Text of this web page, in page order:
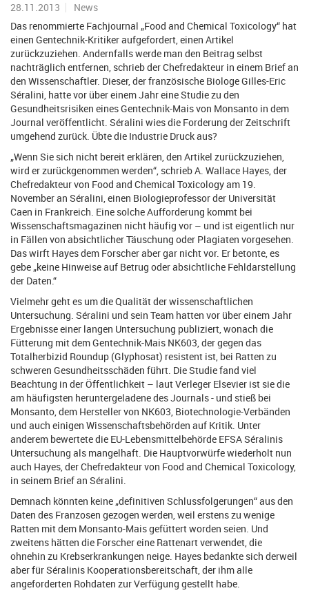
28.11.2013
News
Das renommierte Fachjournal „Food and Chemical Toxicology“ hat
einen Gentechnik-Kritiker aufgefordert, einen Artikel
zurückzuziehen. Andernfalls werde man den Beitrag selbst
nachträglich entfernen, schrieb der Chefredakteur in einem Brief an
den Wissenschaftler. Dieser, der französische Biologe Gilles-Eric
Séralini, hatte vor über einem Jahr eine Studie zu den
Gesundheitsrisiken eines Gentechnik-Mais von Monsanto in dem
Journal veröffentlicht. Séralini wies die Forderung der Zeitschrift
umgehend zurück. Übte die Industrie Druck aus?
„Wenn Sie sich nicht bereit erklären, den Artikel zurückzuziehen,
wird er zurückgenommen werden“, schrieb A. Wallace Hayes, der
Chefredakteur von Food and Chemical Toxicology am 19.
November an Séralini, einen Biologieprofessor der Universität
Caen in Frankreich. Eine solche Aufforderung kommt bei
Wissenschaftsmagazinen nicht häufig vor – und ist eigentlich nur
in Fällen von absichtlicher Täuschung oder Plagiaten vorgesehen.
Das wirft Hayes dem Forscher aber gar nicht vor. Er betonte, es
gebe „keine Hinweise auf Betrug oder absichtliche Fehldarstellung
der Daten.“
Vielmehr geht es um die Qualität der wissenschaftlichen
Untersuchung. Séralini und sein Team hatten vor über einem Jahr
Ergebnisse einer langen Untersuchung publiziert, wonach die
Fütterung mit dem Gentechnik-Mais NK603, der gegen das
Totalherbizid Roundup (Glyphosat) resistent ist, bei Ratten zu
schweren Gesundheitsschäden führt. Die Studie fand viel
Beachtung in der Öffentlichkeit – laut Verleger Elsevier ist sie die
am häufigsten heruntergeladene des Journals - und stieß bei
Monsanto, dem Hersteller von NK603, Biotechnologie-Verbänden
und auch einigen Wissenschaftsbehörden auf Kritik. Unter
anderem bewertete die EU-Lebensmittelbehörde EFSA Séralinis
Untersuchung als mangelhaft. Die Hauptvorwürfe wiederholt nun
auch Hayes, der Chefredakteur von Food and Chemical Toxicology,
in seinem Brief an Séralini.
Demnach könnten keine „definitiven Schlussfolgerungen“ aus den
Daten des Franzosen gezogen werden, weil erstens zu wenige
Ratten mit dem Monsanto-Mais gefüttert worden seien. Und
zweitens hätten die Forscher eine Rattenart verwendet, die
ohnehin zu Krebserkrankungen neige. Hayes bedankte sich derweil
aber für Séralinis Kooperationsbereitschaft, der ihm alle
angeforderten Rohdaten zur Verfügung gestellt habe.